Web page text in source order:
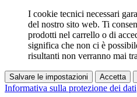
I cookie tecnici necessari
del nostro sito web. Ti
prodotti nel carrello o di
significa che non ci è
risultanti non verranno mai
Salvare le impostazioni Accetta
Informativa sulla protezione dei dati